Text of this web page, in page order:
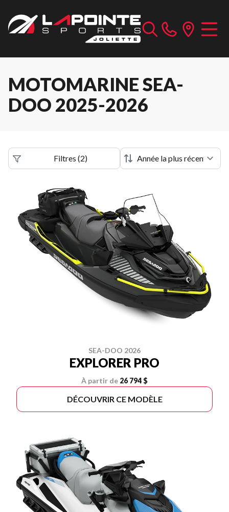
MOTOMARINE SEA-
DOO 2025-2026
Filtres (2)
SEA-DOO 2026
EXPLORER PRO
À partir de 26 794 $
DÉCOUVRIR CE MODÈLE